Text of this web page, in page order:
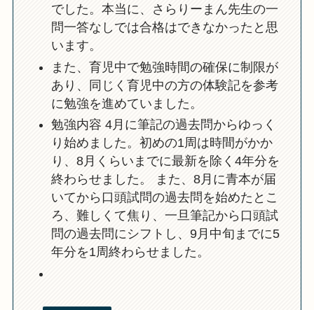
でした。本当に、さらりーまん先生の一
問一答なしでは合格はできなかったと思
います。
また、育児中で勉強時間の確保に制限が
あり、同じく育児中の方の体験記を参考
に勉強を進めていました。
勉強内容 4月に筆記の過去問からゆっく
り始めました。初めの1周は時間がかか
り、8月くらいまでに最新を除く4年分を
終わらせました。 また、8月に青本が届
いてから口頭試問の過去問を始めたとこ
ろ、難しくて焦り、一旦筆記から口頭試
問の過去問にシフトし、9月中旬までに5
年分を1周終わらせました。